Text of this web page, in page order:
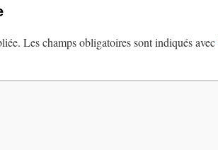
Les champs obligatoires sont indiqués avec